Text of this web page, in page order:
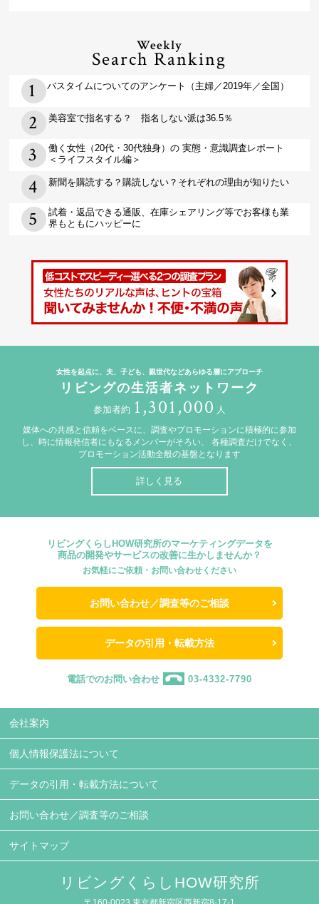
Weekly
Search Ranking
バスタイムについてのアンケート（主婦／2019年／全国）
美容室で指名する？ 指名しない派は36.5％
働く女性（20代・30代独身）の 実態・意識調査レポート
＜ライフスタイル編＞
新聞を購読する？購読しない？それぞれの理由が知りたい
試着・返品できる通販、在庫シェアリング等でお客様も業
界もともにハッピーに
女性を起点に、夫、子ども、親世代などあらゆる層にアプローチ
リビングの生活者ネットワーク
参加者約 1,301,000 人
媒体への共感と信頼をベースに、調査やプロモーションに積極的に参加
し、時に情報発信者にもなるメンバーがそろい、
各種調査だけでなく、
プロモーション活動全般の基盤となります
詳しく見る
リビングくらしHOW研究所のマーケティングデータを
商品の開発やサービスの改善に生かしませんか？
お気軽にご依頼・お問い合わせください
お問い合わせ／調査等のご相談
データの引用・転載方法
電話でのお問い合わせ 03-4332-7790
会社案内
個人情報保護法について
データの引用・転載方法について
お問い合わせ／調査等のご相談
サイトマップ
リビングくらしHOW研究所